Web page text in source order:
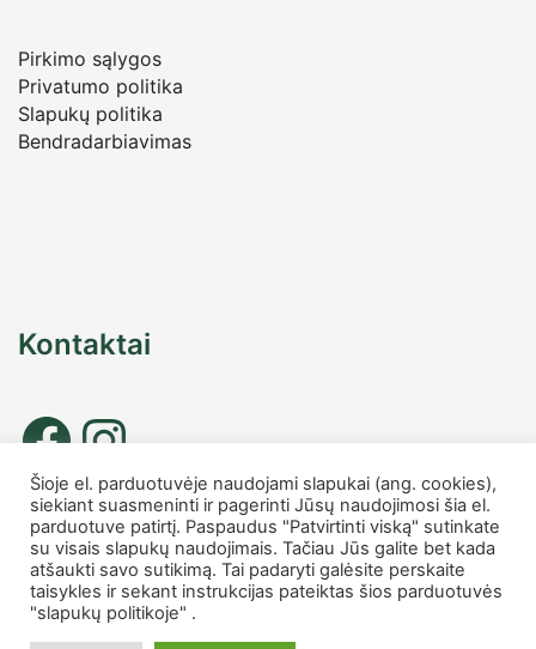
Pirkimo sąlygos
Privatumo politika
Slapukų politika
Bendradarbiavimas
Kontaktai
Tel. nr.: +37067677885
info@charmshop.lt
MB Charmshop
Įmonės kodas 306007816
Šioje el. parduotuvėje naudojami slapukai (ang. cookies),
siekiant suasmeninti ir pagerinti Jūsų naudojimosi šia el.
parduotuve patirtį. Paspaudus "Patvirtinti viską" sutinkate
su visais slapukų naudojimais. Tačiau Jūs galite bet kada
atšaukti savo sutikimą. Tai padaryti galėsite perskaite
taisykles ir sekant instrukcijas pateiktas šios parduotuvės
"slapukų politikoje" .